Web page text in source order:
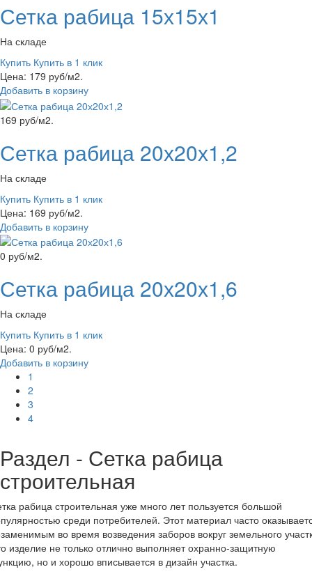
Сетка рабица 15х15х1
На складе
Купить Купить в 1 клик
Цена: 179 руб/м2.
Добавить в корзину
169 руб/м2.
Сетка рабица 20х20х1,2
На складе
Купить Купить в 1 клик
Цена: 169 руб/м2.
Добавить в корзину
0 руб/м2.
Сетка рабица 20х20х1,6
На складе
Купить Купить в 1 клик
Цена: 0 руб/м2.
Добавить в корзину
1
2
3
4
Раздел - Сетка рабица
строительная
рабица строительная уже много лет пользуется большой
среди потребителей. Этот материал часто
во время возведения заборов вокруг земельного
изделие не только отлично выполняет охранно-защитную
но и хорошо вписывается в дизайн участка.